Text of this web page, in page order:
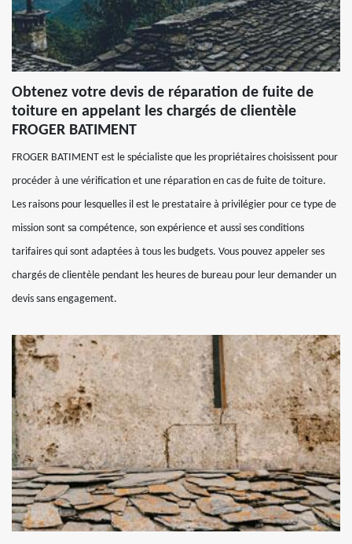
Obtenez votre devis de réparation de fuite de
toiture en appelant les chargés de clientèle
FROGER BATIMENT
FROGER BATIMENT est le spécialiste que les propriétaires choisissent pour
procéder à une vérification et une réparation en cas de fuite de toiture.
Les raisons pour lesquelles il est le prestataire à privilégier pour ce type de
mission sont sa compétence, son expérience et aussi ses conditions
tarifaires qui sont adaptées à tous les budgets. Vous pouvez appeler ses
chargés de clientèle pendant les heures de bureau pour leur demander un
devis sans engagement.